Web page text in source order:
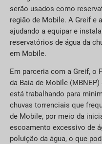
serão usados como
região de Mobile. A Greif e
ajudando a equipar e
reservatórios de água da
em Mobile.
Em parceria com a Greif, o
da Baía de Mobile
está trabalhando para
chuvas torrenciais que
de Mobile, por meio da
escoamento excessivo de
poluição da água, o que